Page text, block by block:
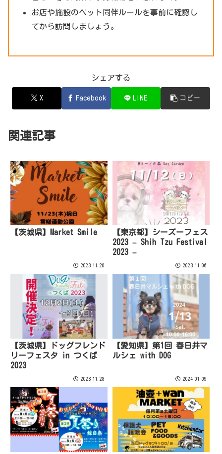
お店や施設のペット同伴ルールを事前に確認し
てから訪問しましょう。
シェアする
X Facebook LINE コピー
関連記事
【茨城県】Market Smile
2023.11.20
【東京都】シーズーフェス
2023 – Shih Tzu Festival
2023 –
2023.11.06
【茨城県】ドッグフレンド
リーフェスタ in つくば
2023
2023.11.28
【愛知県】第1回 春日井マ
ルシェ with DOG
2024.01.09